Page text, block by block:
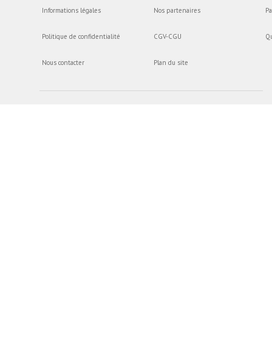
Informations légales
Politique de confidentialité
Nous contacter
Nos partenaires
CGV-CGU
Plan du site